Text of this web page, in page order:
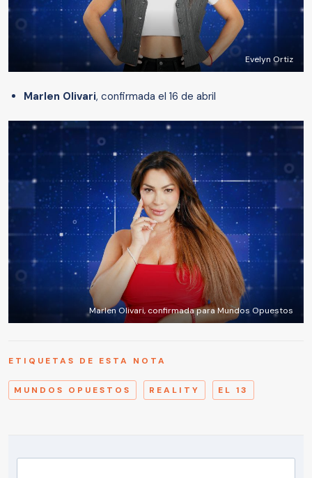
Evelyn Ortiz
Marlen Olivari, confirmada el 16 de abril
Marlen Olivari, confirmada para Mundos Opuestos
ETIQUETAS DE ESTA NOTA
MUNDOS OPUESTOS REALITY EL 13